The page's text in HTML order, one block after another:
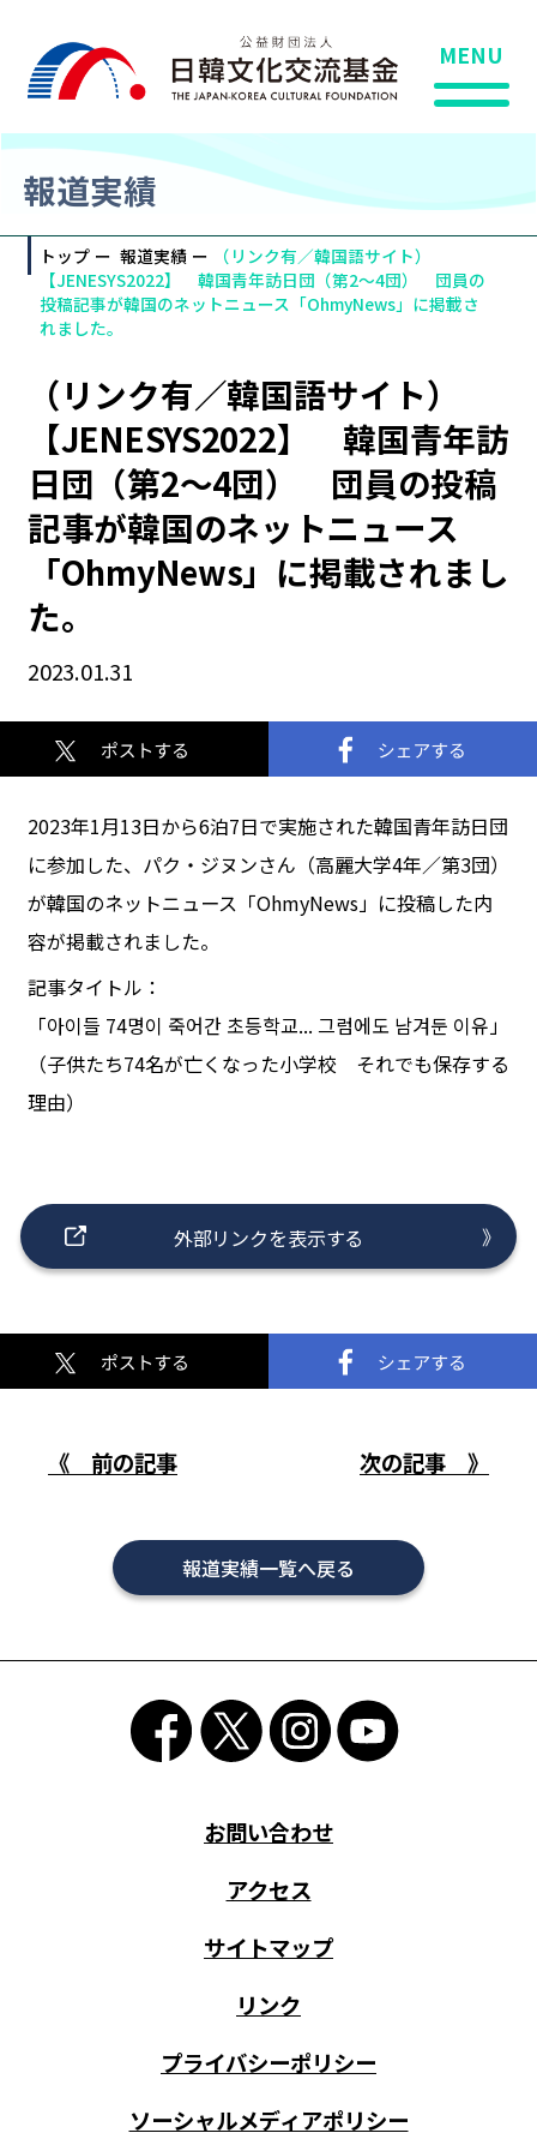
MENU
報道実績
トップ 報道実績
（リンク有／韓国語サイト）
【JENESYS2022】 韓国青年訪日団（第2～4団） 団員の
投稿記事が韓国のネットニュース「OhmyNews」に掲載さ
れました。
（リンク有／韓国語サイト）
【JENESYS2022】 韓国青年訪
日団（第2～4団） 団員の投稿
記事が韓国のネットニュース
「OhmyNews」に掲載されまし
た。
2023.01.31
2023年1月13日から6泊7日で実施された韓国青年訪日団
に参加した、パク・ジヌンさん（高麗大学4年／第3団）
が韓国のネットニュース「OhmyNews」に投稿した内
容が掲載されました。
記事タイトル：
「아이들 74명이 죽어간 초등학교... 그럼에도 남겨둔 이유」
（子供たち74名が亡くなった小学校 それでも保存する
理由）
外部リンクを表示する
《 前の記事 次の記事 》
報道実績一覧へ戻る
お問い合わせ
アクセス
サイトマップ
リンク
プライバシーポリシー
ソーシャルメディアポリシー